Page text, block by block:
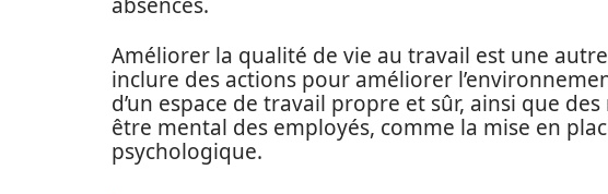
Améliorer la qualité de vie au travail est une
inclure des actions pour améliorer
d’un espace de travail propre et sûr, ainsi que
être mental des employés, comme la mise en
psychologique.